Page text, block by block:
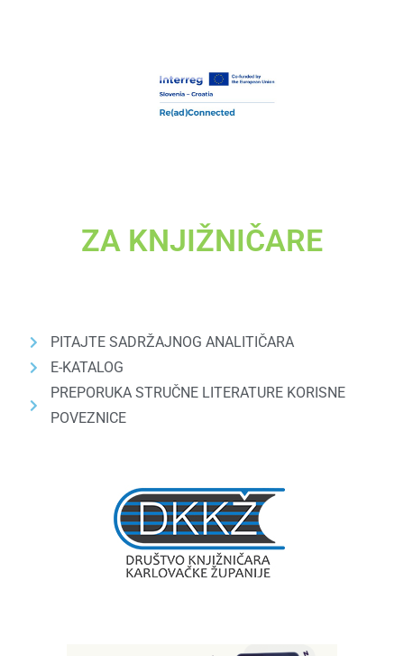
ZA KNJIŽNIČARE
PITAJTE SADRŽAJNOG ANALITIČARA
E-KATALOG
PREPORUKA STRUČNE LITERATURE KORISNE
POVEZNICE